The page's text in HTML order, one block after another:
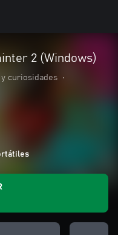
2 (Windows)
y curiosidades
•